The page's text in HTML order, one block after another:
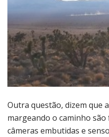
Outra questão, dizem que
margeando o caminho
câmeras embutidas e